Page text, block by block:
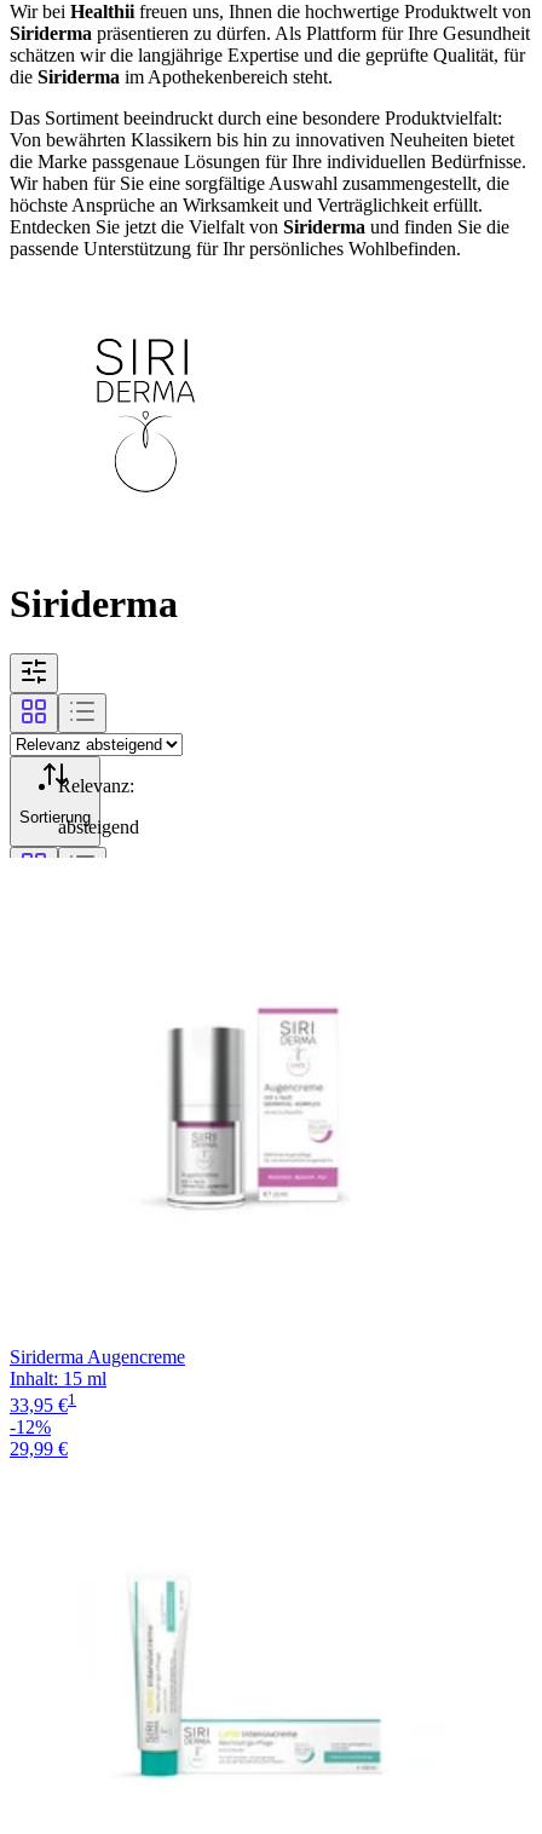
Wir bei Healthii freuen uns, Ihnen die hochwertige Produktwelt von
Siriderma präsentieren zu dürfen. Als Plattform für Ihre Gesundheit
schätzen wir die langjährige Expertise und die geprüfte Qualität, für
die Siriderma im Apothekenbereich steht.
Das Sortiment beeindruckt durch eine besondere Produktvielfalt:
Von bewährten Klassikern bis hin zu innovativen Neuheiten bietet
die Marke passgenaue Lösungen für Ihre individuellen Bedürfnisse.
Wir haben für Sie eine sorgfältige Auswahl zusammengestellt, die
höchste Ansprüche an Wirksamkeit und Verträglichkeit erfüllt.
Entdecken Sie jetzt die Vielfalt von Siriderma und finden Sie die
passende Unterstützung für Ihr persönliches Wohlbefinden.
Siriderma
Sortierung
Relevanz:
absteigend
Siriderma Augencreme
Inhalt: 15 ml
33,95 €1
-12%
29,99 €